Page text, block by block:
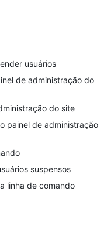
usuários
de administração do
do site
painel de administração
suspensos
linha de comando